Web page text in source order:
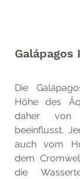
Galápagos
Die
Höhe des
daher von
beeinflusst.
auch vom
dem
die